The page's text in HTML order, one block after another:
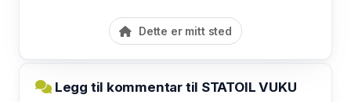
Dette er mitt sted
Legg til kommentar til STATOIL VUKU